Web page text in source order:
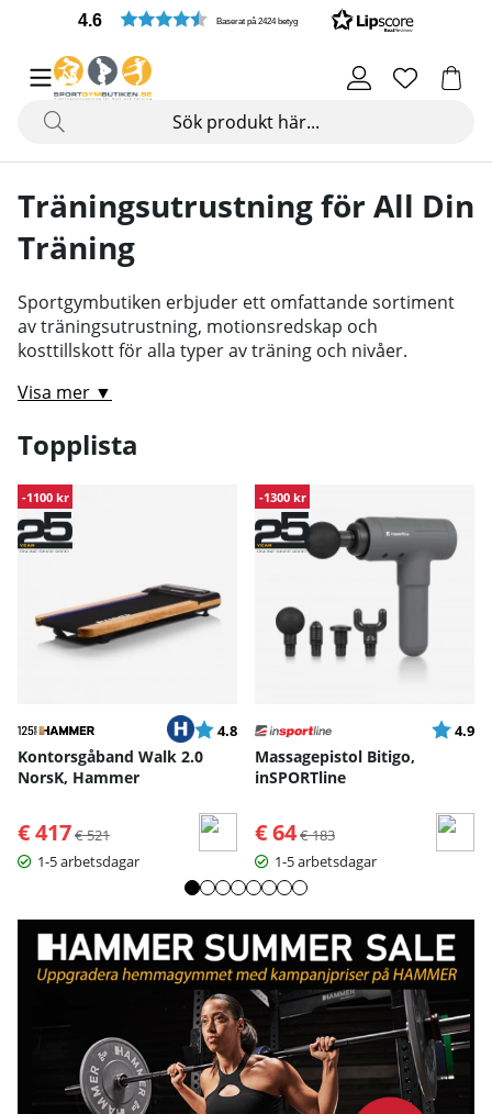
4.6 Baserat på 2424 betyg
Träningsutrustning för All Din
Träning
Sportgymbutiken erbjuder ett omfattande sortiment
av träningsutrustning, motionsredskap och
kosttillskott för alla typer av träning och nivåer.
Visa mer ▼
Topplista
-1100 kr
Betyg:
4.8 utav 5 stjärnor
Kontorsgåband Walk 2.0
NorsK, Hammer
€ 417 Ordinarie pris:
€ 521
1-5 arbetsdagar
-1300 kr
Betyg:
4.9
Massagepistol Bitigo,
inSPORTline
€ 64 Ordinarie pris:
€ 183
1-5 arbetsdagar